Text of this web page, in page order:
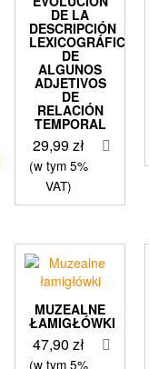
DE LA
DESCRIPCIÓN
LEXICOGRÁFICA
DE
ALGUNOS
ADJETIVOS
DE
RELACIÓN
TEMPORAL
29,99zł
(w tym 5%
VAT)
MUZEALNE
ŁAMIGŁÓWKI
47,90zł
(w tym 5%